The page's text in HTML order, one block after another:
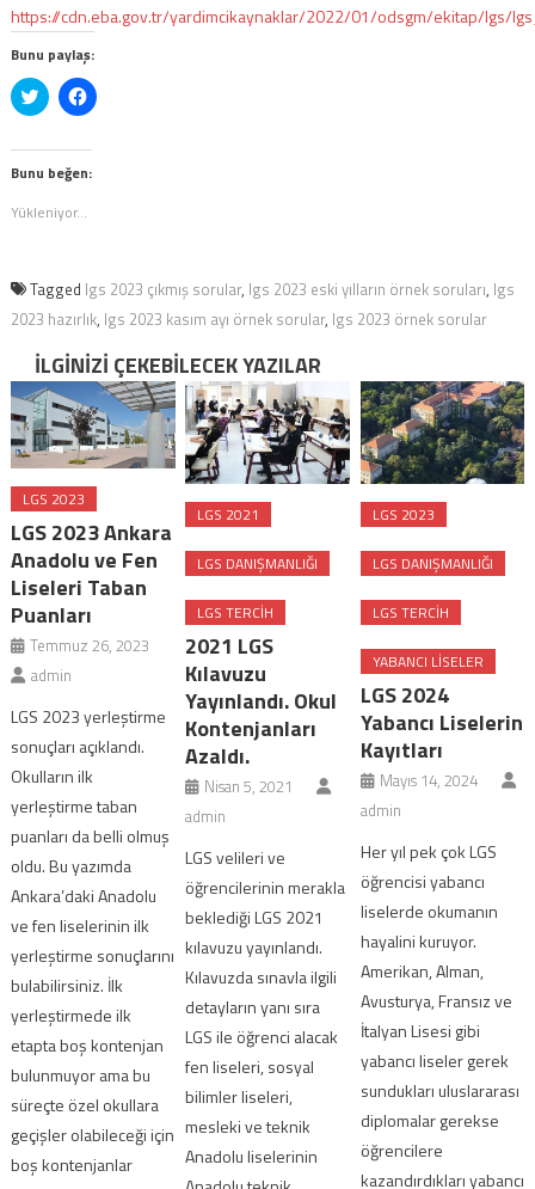
https://cdn.eba.gov.tr/yardimcikaynaklar/2022/01/odsgm/ekitap/lgs/
Bunu paylaş:
Twitter
üzerinde
tıklayın
(Yeni
pencerede
Facebook'ta
paylaşmak
(Yeni
pencerede
Bunu beğen:
Yükleniyor...
Tagged lgs 2023 çıkmış sorular, lgs 2023 eski yılların örnek soruları, lgs
2023 hazırlık, lgs 2023 kasım ayı örnek sorular, lgs 2023 örnek sorular
İLGINIZI ÇEKEBILECEK YAZILAR
LGS 2023
LGS 2023 Ankara
Anadolu ve Fen
Liseleri Taban
Puanları
Temmuz 26, 2023
admin
LGS 2023 yerleştirme
sonuçları açıklandı.
Okulların ilk
yerleştirme taban
puanları da belli olmuş
oldu. Bu yazımda
Ankara’daki Anadolu
ve fen liselerinin ilk
yerleştirme sonuçlarını
bulabilirsiniz. İlk
yerleştirmede ilk
etapta boş kontenjan
bulunmuyor ama bu
süreçte özel okullara
geçişler olabileceği için
boş kontenjanlar
LGS 2021
LGS DANIŞMANLIĞI
LGS TERCIH
2021 LGS
Kılavuzu
Yayınlandı. Okul
Kontenjanları
Azaldı.
Nisan 5, 2021
admin
LGS velileri ve
öğrencilerinin merakla
beklediği LGS 2021
kılavuzu yayınlandı.
Kılavuzda sınavla ilgili
detayların yanı sıra
LGS ile öğrenci alacak
fen liseleri, sosyal
bilimler liseleri,
mesleki ve teknik
Anadolu liselerinin
LGS 2023
LGS DANIŞMANLIĞI
LGS TERCIH
YABANCI LISELER
LGS 2024
Yabancı Liselerin
Kayıtları
Mayıs 14, 2024
admin
Her yıl pek çok LGS
öğrencisi yabancı
liselerde okumanın
hayalini kuruyor.
Amerikan, Alman,
Avusturya, Fransız ve
İtalyan Lisesi gibi
yabancı liseler gerek
sundukları uluslararası
diplomalar gerekse
öğrencilere
kazandırdıkları yabancı